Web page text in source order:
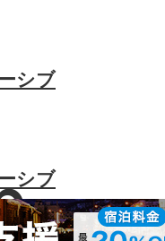
シブ
シブ